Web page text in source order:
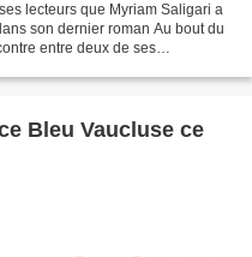
lecteurs que Myriam Saligari a
son dernier roman Au bout du
entre deux de ses
Bleu Vaucluse ce